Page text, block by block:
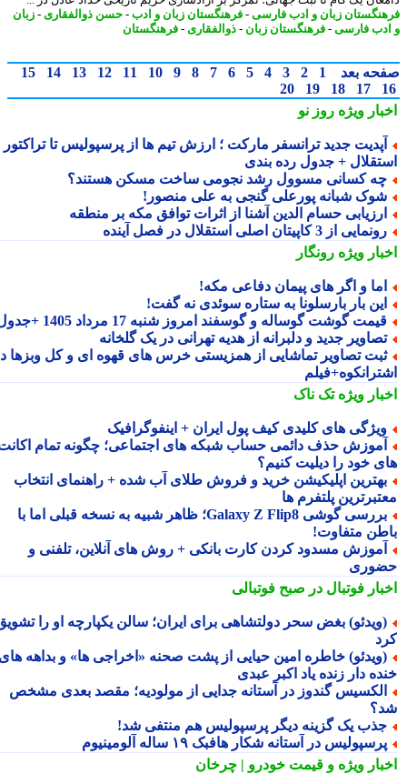
زبان و ادب فارسی -فرهنگستان زبان و ادب -حسن ذوالفقاری- زبان
فارسی -فرهنگستان زبان -ذوالفقاری- فرهنگستان
بعد 1
2
3
4
5
6
7
8
9
10
11
12
13
14
15
17
18
19
20
ویژهروز نو
جدید ترانسفر مارکت ؛ ارزش تیم ها از پرسپولیس تا تراکتور و
+ جدول رده بندی
کسانی مسوول رشد نجومی ساخت مسکن هستند؟
شبانه پورعلی گنجی به علی منصور!
حسام الدین آشنا از اثرات توافق مکه بر منطقه
از 3 کاپیتان اصلی استقلال در فصل آینده
ویژهرونگار
و اگر های پیمان دفاعی مکه!
بار بارسلونا به ستاره سوئدی نه گفت!
گوشت گوساله و گوسفند امروز شنبه 17 مرداد 1405 +جدول
جدید و دلبرانه از هدیه تهرانی در یک گلخانه
تصاویر تماشایی از همزیستی خرس های قهوه ای و کل وبزها در
ویژهتک ناک
های کلیدی کیف پول ایران + اینفوگرافیک
حذف دائمی حساب شبکه های اجتماعی؛ چگونه تمام اکانت
خود را دیلیت کنیم؟
اپلیکیشن خرید و فروش طلای آب شده + راهنمای انتخاب
پلتفرم ها
بررسی گوشی Galaxy Z Flip8؛ ظاهر شبیه به نسخه قبلی اما با
متفاوت!
مسدود کردن کارت بانکی + روش های آنلاین، تلفنی و
فوتبال در صبح فوتبالی
بغض سحر دولتشاهی برای ایران؛ سالن یکپارچه او را تشویق
خاطره امین حیایی از پشت صحنه «اخراجی ها» و بداهه های
دار زنده یاد اکبر عبدی
گندوز در آستانه جدایی از مولودیه؛ مقصد بعدی مشخص
یک گزینه دیگر پرسپولیس هم منتفی شد!
در آستانه شکار هافبک ۱۹ ساله آلومینیوم
ویژهو قیمت خودرو | چرخان